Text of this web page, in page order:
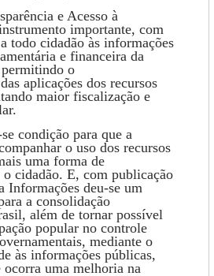
e Acesso à
importante, com
todo cidadão às informações
e financeira da
o
aplicações dos recursos
maior fiscalização e
condição para que a
o uso dos recursos
uma forma de
cidadão. E, com publicação
Informações deu-se um
a consolidação
além de tornar possível
popular no controle
mediante o
às informações públicas,
uma melhoria na